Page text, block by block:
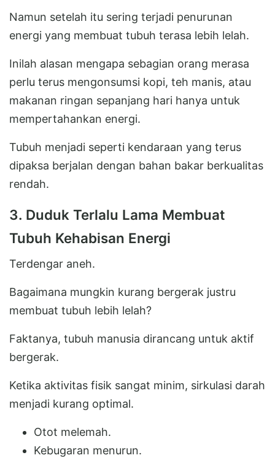
Namun setelah itu sering terjadi penurunan
energi yang membuat tubuh terasa lebih lelah.
Inilah alasan mengapa sebagian orang merasa
perlu terus mengonsumsi kopi, teh manis, atau
makanan ringan sepanjang hari hanya untuk
mempertahankan energi.
Tubuh menjadi seperti kendaraan yang terus
dipaksa berjalan dengan bahan bakar berkualitas
rendah.
3. Duduk Terlalu Lama Membuat
Tubuh Kehabisan Energi
Terdengar aneh.
Bagaimana mungkin kurang bergerak justru
membuat tubuh lebih lelah?
Faktanya, tubuh manusia dirancang untuk aktif
bergerak.
Ketika aktivitas fisik sangat minim, sirkulasi darah
menjadi kurang optimal.
Otot melemah.
Kebugaran menurun.